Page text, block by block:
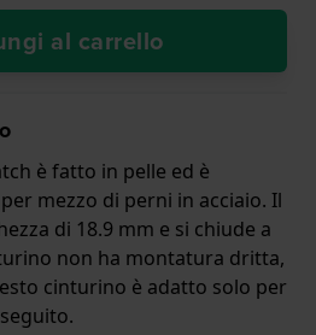
al carrello
è fatto in pelle ed è
mezzo di perni in acciaio. Il
di 18.9 mm e si chiude a
non ha montatura dritta,
cinturino è adatto solo per